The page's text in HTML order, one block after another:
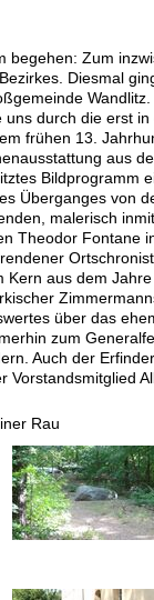
begehen: Zum
Diesmal
durch die erst
frühen 13.
aus
Überganges von
malerisch
Theodor Fontane
aus dem
über das
zum
Auch der
Rau